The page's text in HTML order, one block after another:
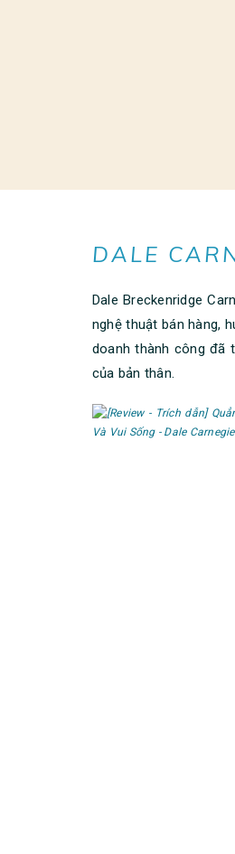
DALE
Dale Breckenridge
nghệ thuật bán hàng,
doanh thành công đã
của bản thân.